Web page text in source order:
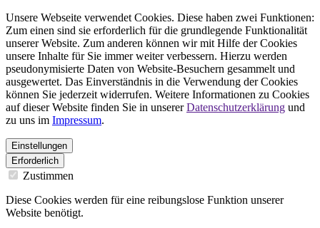
Unsere Webseite verwendet Cookies. Diese haben zwei Funktionen:
Zum einen sind sie erforderlich für die grundlegende Funktionalität
unserer Website. Zum anderen können wir mit Hilfe der Cookies
unsere Inhalte für Sie immer weiter verbessern. Hierzu werden
pseudonymisierte Daten von Website-Besuchern gesammelt und
ausgewertet. Das Einverständnis in die Verwendung der Cookies
können Sie jederzeit widerrufen. Weitere Informationen zu Cookies
auf dieser Website finden Sie in unsererDatenschutzerklärung und
zu uns im Impressum.
Einstellungen
Erforderlich
Zustimmen
Diese Cookies werden für eine reibungslose Funktion unserer
Website benötigt.